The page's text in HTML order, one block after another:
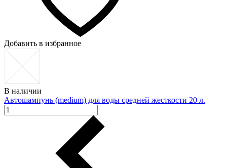
Добавить в избранное
В наличии
Автошампунь (medium) для воды средней жесткости 20 л.